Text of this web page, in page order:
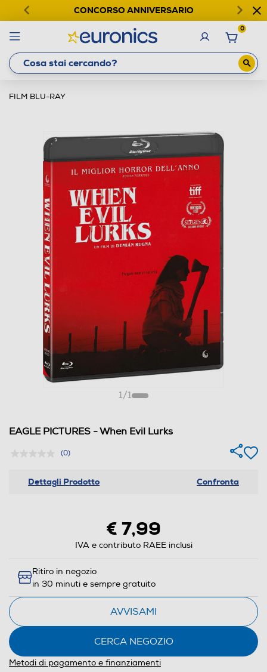
CONCORSO ANNIVERSARIO
0
FILM BLU-RAY
1/1
EAGLE PICTURES - When Evil Lurks
(0)
Dettagli Prodotto Confronta
€ 7,99
IVA e contributo RAEE inclusi
Ritiro in negozio
in 30 minuti e sempre gratuito
AVVISAMI
CERCA NEGOZIO
Metodi di pagamento e finanziamenti